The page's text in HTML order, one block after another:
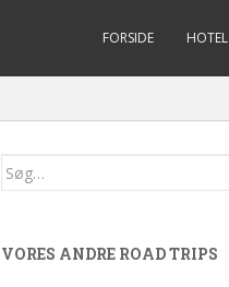
FORSIDE HOTEL
Søg
efter:
VORES ANDRE ROAD TRIPS